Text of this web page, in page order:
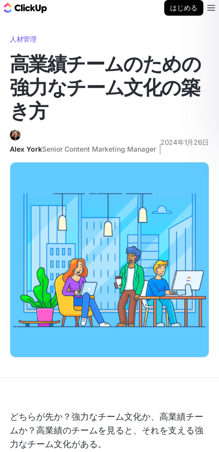
はじめる
人材管理
高業績チームのための
強力なチーム文化の築
き方
Alex YorkSenior Content Marketing Manager
2024年1月26日
どちらが先か？強力なチーム文化か、高業績チー
ムか？高業績のチームを見ると、それを支える強
力なチーム文化がある。